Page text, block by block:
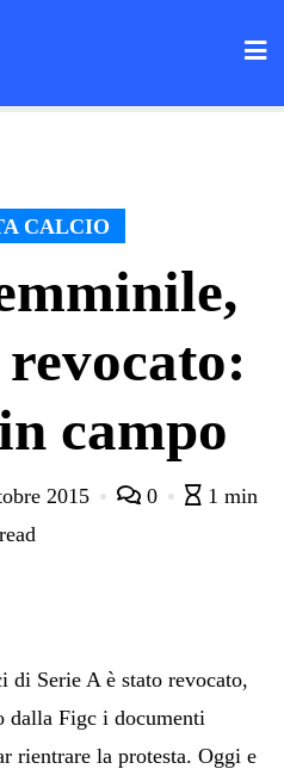
CALCIO
campo
2015 0
1 min
read
Serie A è stato revocato,
dalla Figc i documenti
rientrare la protesta. Oggi e